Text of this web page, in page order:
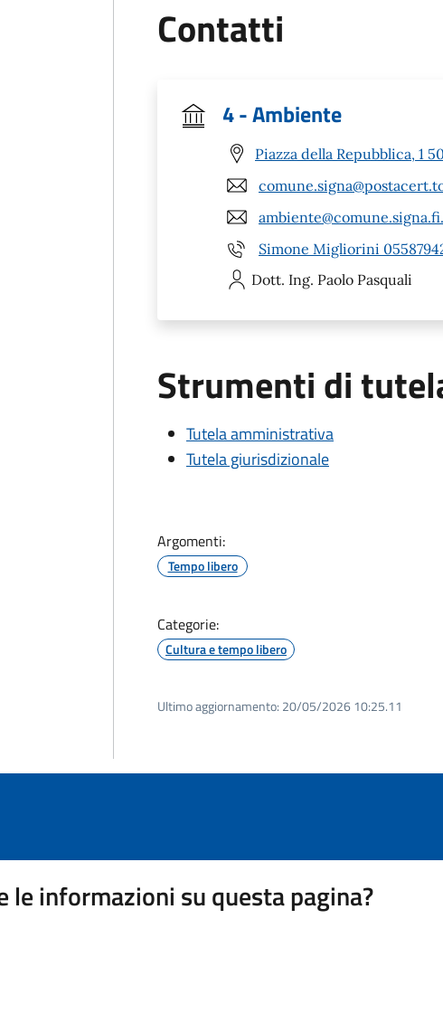
Contatti
4 - Ambiente
Piazza della Repubblica, 1
Simone Migliorini
Dott. Ing. Paolo Pasquali
Strumenti di
Tutela amministrativa
Tutela giurisdizionale
Argomenti:
Tempo libero
Categorie:
Cultura e tempo libero
Ultimo aggiornamento: 20/05/2026 10:25.11
le informazioni su questa pagina?